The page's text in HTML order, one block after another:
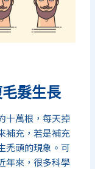
髮生長
十萬根，每天掉
補充，若是補充
禿頭的現象。可
年來，很多科學